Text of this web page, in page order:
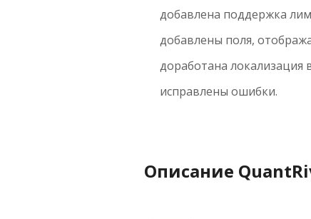
добавлена поддержка
добавлены поля,
доработана локализация
исправлены ошибки.
Описание